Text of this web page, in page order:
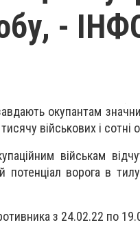
-
окупантам
військових і
військам
потенціал ворога в
з 24.02.22 по